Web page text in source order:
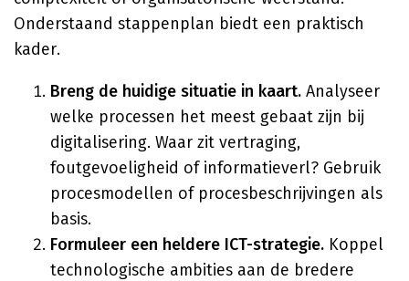
Onderstaand stappenplan biedt een praktisch
kader.
Breng de huidige situatie in kaart. Analyseer
welke processen het meest gebaat zijn bij
digitalisering. Waar zit vertraging,
foutgevoeligheid of informatieverl? Gebruik
procesmodellen of procesbeschrijvingen als
basis.
Formuleer een heldere ICT-strategie. Koppel
technologische ambities aan de bredere